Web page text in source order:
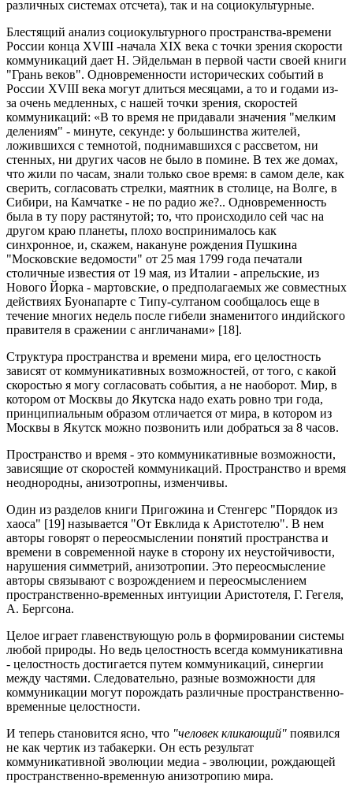
различных системах отсчета), так и на социокультурные.
Блестящий анализ социокультурного пространства-времени
России конца XVIII -начала XIX века с точки зрения скорости
коммуникаций дает Н. Эйдельман в первой части своей книги
"Грань веков". Одновременности исторических событий в
России XVIII века могут длиться месяцами, а то и годами из-
за очень медленных, с нашей точки зрения, скоростей
коммуникаций: «В то время не придавали значения "мелким
делениям" - минуте, секунде: у большинства жителей,
ложившихся с темнотой, поднимавшихся с рассветом, ни
стенных, ни других часов не было в помине. В тех же домах,
что жили по часам, знали только свое время: в самом деле, как
сверить, согласовать стрелки, маятник в столице, на Волге, в
Сибири, на Камчатке - не по радио же?.. Одновременность
была в ту пору растянутой; то, что происходило сей час на
другом краю планеты, плохо воспринималось как
синхронное, и, скажем, накануне рождения Пушкина
"Московские ведомости" от 25 мая 1799 года печатали
столичные известия от 19 мая, из Италии - апрельские, из
Нового Йорка - мартовские, о предполагаемых же совместных
действиях Буонапарте с Типу-султаном сообщалось еще в
течение многих недель после гибели знаменитого индийского
правителя в сражении с англичанами» [18].
Структура пространства и времени мира, его целостность
зависят от коммуникативных возможностей, от того, с какой
скоростью я могу согласовать события, а не наоборот. Мир, в
котором от Москвы до Якутска надо ехать ровно три года,
принципиальным образом отличается от мира, в котором из
Москвы в Якутск можно позвонить или добраться за 8 часов.
Пространство и время - это коммуникативные возможности,
зависящие от скоростей коммуникаций. Пространство и время
неоднородны, анизотропны, изменчивы.
Один из разделов книги Пригожина и Стенгерс "Порядок из
хаоса" [19] называется "От Евклида к Аристотелю". В нем
авторы говорят о переосмыслении понятий пространства и
времени в современной науке в сторону их неустойчивости,
нарушения симметрий, анизотропии. Это переосмысление
авторы связывают с возрождением и переосмыслением
пространственно-временных интуиции Аристотеля, Г. Гегеля,
А. Бергсона.
Целое играет главенствующую роль в формировании системы
любой природы. Но ведь целостность всегда коммуникативна
- целостность достигается путем коммуникаций, синергии
между частями. Следовательно, разные возможности для
коммуникации могут порождать различные пространственно-
временные целостности.
И теперь становится ясно, что "человек кликающий" появился
не как чертик из табакерки. Он есть результат
коммуникативной эволюции медиа - эволюции, рождающей
пространственно-временную анизотропию мира.